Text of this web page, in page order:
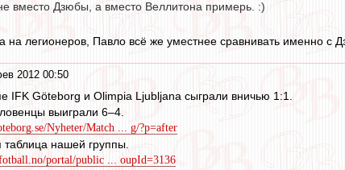
вместо Дзюбы, а вместо Веллитона примерь. :)
на легионеров, Павло всё же уместнее сравнивать именно с
2012 00:50
IFK Göteborg и Olimpia Ljubljana сыграли вничью 1:1.
выиграли 6–4.
Nyheter/Match ... g/?p=after
таблица нашей группы.
portal/public ... oupId=3136